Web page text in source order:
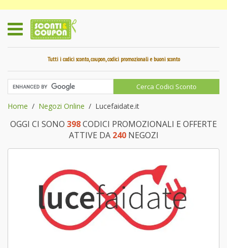
Tutti i codici sconto, coupon, codici promozionali e buoni sconto
Home Negozi Online Lucefaidate.it
OGGI CI SONO 398CODICI PROMOZIONALI E OFFERTE
ATTIVE DA 240NEGOZI